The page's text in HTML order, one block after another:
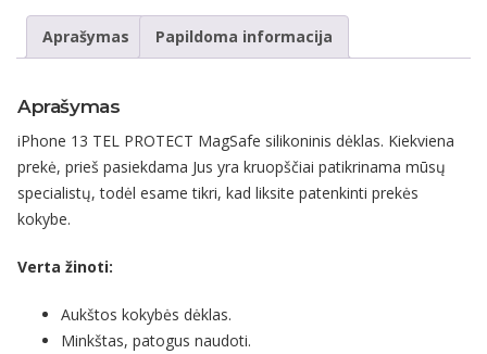
Aprašymas Papildoma informacija
Aprašymas
iPhone 13 TEL PROTECT MagSafe silikoninis dėklas. Kiekviena
prekė, prieš pasiekdama Jus yra kruopščiai patikrinama mūsų
specialistų, todėl esame tikri, kad liksite patenkinti prekės
kokybe.
Verta žinoti:
Aukštos kokybės dėklas.
Minkštas, patogus naudoti.